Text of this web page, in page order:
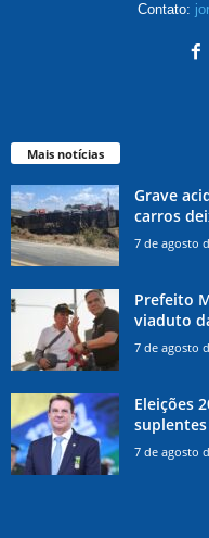
Contato:
Mais notícias
Grave
carros
7 de agosto
Prefeito
viaduto
7 de agosto
Eleições
7 de agosto